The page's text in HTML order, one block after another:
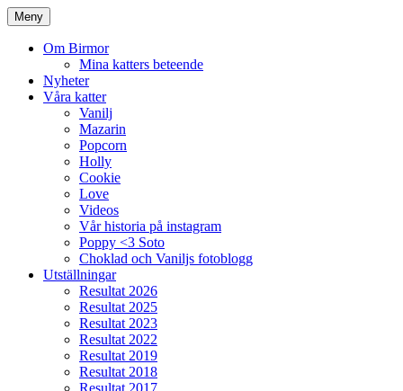
Meny
Om Birmor
Mina katters beteende
Nyheter
Våra katter
Vanilj
Mazarin
Popcorn
Holly
Cookie
Love
Videos
Vår historia på instagram
Poppy <3 Soto
Choklad och Vaniljs fotoblogg
Utställningar
Resultat 2026
Resultat 2025
Resultat 2023
Resultat 2022
Resultat 2019
Resultat 2018
Resultat 2017